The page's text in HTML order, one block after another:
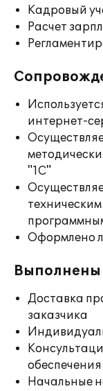
Кадровый
Расчет
интернет-
"1С"
Оформлено
Доставка
заказчика
Начальные